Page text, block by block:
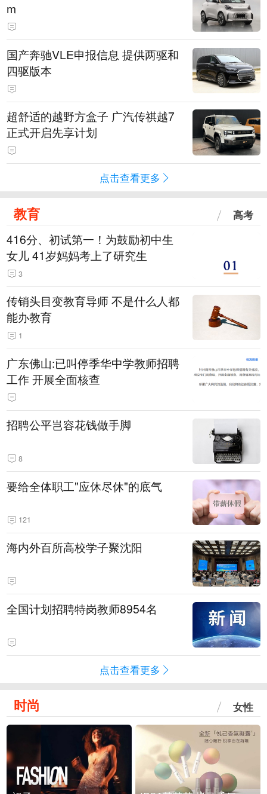
m
国产奔驰VLE申报信息 提供两驱和
四驱版本
超舒适的越野方盒子 广汽传祺越7
正式开启先享计划
点击查看更多
教育 高考
416分、初试第一！为鼓励初中生
女儿 41岁妈妈考上了研究生
3
传销头目变教育导师 不是什么人都
能办教育
1
广东佛山:已叫停季华中学教师招聘
工作 开展全面核查
招聘公平岂容花钱做手脚
8
要给全体职工"应休尽休"的底气
121
海内外百所高校学子聚沈阳
全国计划招聘特岗教师8954名
点击查看更多
时尚 女性